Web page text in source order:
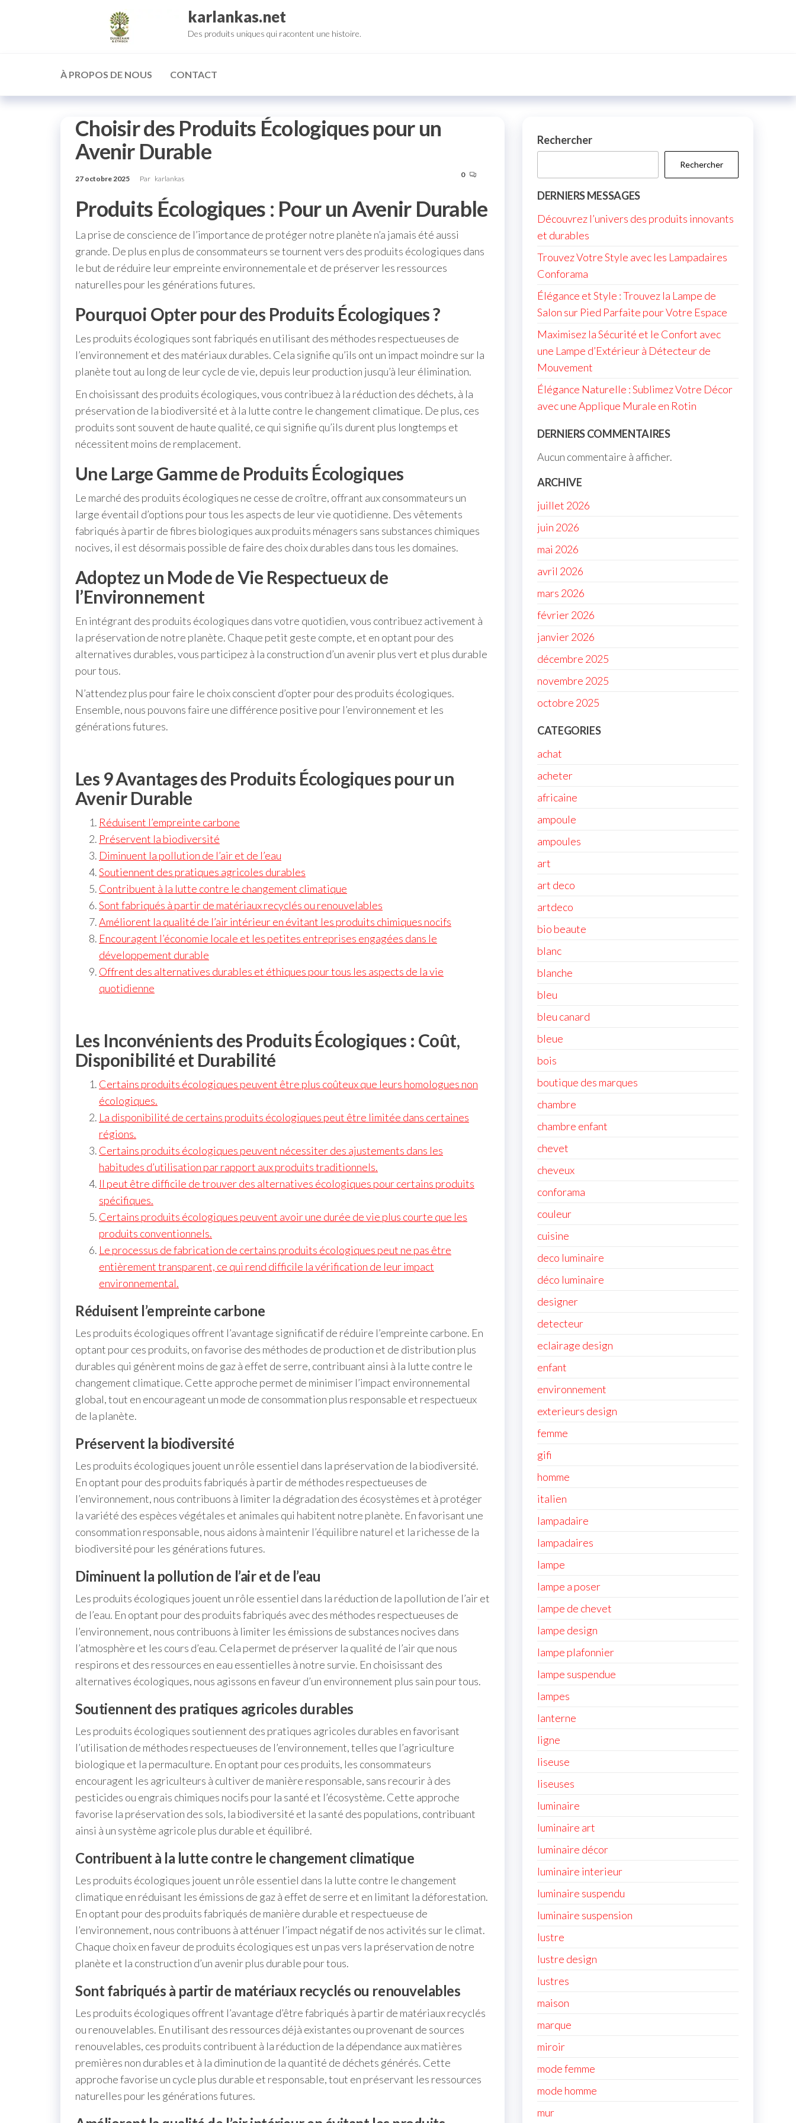
karlankas.net
Des produits uniques qui racontent une histoire.
À PROPOS DE NOUS CONTACT
Choisir des Produits Écologiques pour un
Avenir Durable
27 octobre 2025 Par karlankas 0
Produits Écologiques : Pour un Avenir Durable
La prise de conscience de l’importance de protéger notre planète n’a jamais été aussi
grande. De plus en plus de consommateurs se tournent vers des produits écologiques dans
le but de réduire leur empreinte environnementale et de préserver les ressources
naturelles pour les générations futures.
Pourquoi Opter pour des Produits Écologiques ?
Les produits écologiques sont fabriqués en utilisant des méthodes respectueuses de
l’environnement et des matériaux durables. Cela signifie qu’ils ont un impact moindre sur la
planète tout au long de leur cycle de vie, depuis leur production jusqu’à leur élimination.
En choisissant des produits écologiques, vous contribuez à la réduction des déchets, à la
préservation de la biodiversité et à la lutte contre le changement climatique. De plus, ces
produits sont souvent de haute qualité, ce qui signifie qu’ils durent plus longtemps et
nécessitent moins de remplacement.
Une Large Gamme de Produits Écologiques
Le marché des produits écologiques ne cesse de croître, offrant aux consommateurs un
large éventail d’options pour tous les aspects de leur vie quotidienne. Des vêtements
fabriqués à partir de fibres biologiques aux produits ménagers sans substances chimiques
nocives, il est désormais possible de faire des choix durables dans tous les domaines.
Adoptez un Mode de Vie Respectueux de
l’Environnement
En intégrant des produits écologiques dans votre quotidien, vous contribuez activement à
la préservation de notre planète. Chaque petit geste compte, et en optant pour des
alternatives durables, vous participez à la construction d’un avenir plus vert et plus durable
pour tous.
N’attendez plus pour faire le choix conscient d’opter pour des produits écologiques.
Ensemble, nous pouvons faire une différence positive pour l’environnement et les
générations futures.
Les 9 Avantages des Produits Écologiques pour un
Avenir Durable
Réduisent l’empreinte carbone
Préservent la biodiversité
Diminuent la pollution de l’air et de l’eau
Soutiennent des pratiques agricoles durables
Contribuent à la lutte contre le changement climatique
Sont fabriqués à partir de matériaux recyclés ou renouvelables
Améliorent la qualité de l’air intérieur en évitant les produits chimiques nocifs
Encouragent l’économie locale et les petites entreprises engagées dans le
développement durable
Offrent des alternatives durables et éthiques pour tous les aspects de la vie
quotidienne
Les Inconvénients des Produits Écologiques : Coût,
Disponibilité et Durabilité
Certains produits écologiques peuvent être plus coûteux que leurs homologues non
écologiques.
La disponibilité de certains produits écologiques peut être limitée dans certaines
régions.
Certains produits écologiques peuvent nécessiter des ajustements dans les
habitudes d’utilisation par rapport aux produits traditionnels.
Il peut être difficile de trouver des alternatives écologiques pour certains produits
spécifiques.
Certains produits écologiques peuvent avoir une durée de vie plus courte que les
produits conventionnels.
Le processus de fabrication de certains produits écologiques peut ne pas être
entièrement transparent, ce qui rend difficile la vérification de leur impact
environnemental.
Réduisent l’empreinte carbone
Les produits écologiques offrent l’avantage significatif de réduire l’empreinte carbone. En
optant pour ces produits, on favorise des méthodes de production et de distribution plus
durables qui génèrent moins de gaz à effet de serre, contribuant ainsi à la lutte contre le
changement climatique. Cette approche permet de minimiser l’impact environnemental
global, tout en encourageant un mode de consommation plus responsable et respectueux
de la planète.
Préservent la biodiversité
Les produits écologiques jouent un rôle essentiel dans la préservation de la biodiversité.
En optant pour des produits fabriqués à partir de méthodes respectueuses de
l’environnement, nous contribuons à limiter la dégradation des écosystèmes et à protéger
la variété des espèces végétales et animales qui habitent notre planète. En favorisant une
consommation responsable, nous aidons à maintenir l’équilibre naturel et la richesse de la
biodiversité pour les générations futures.
Diminuent la pollution de l’air et de l’eau
Les produits écologiques jouent un rôle essentiel dans la réduction de la pollution de l’air et
de l’eau. En optant pour des produits fabriqués avec des méthodes respectueuses de
l’environnement, nous contribuons à limiter les émissions de substances nocives dans
l’atmosphère et les cours d’eau. Cela permet de préserver la qualité de l’air que nous
respirons et des ressources en eau essentielles à notre survie. En choisissant des
alternatives écologiques, nous agissons en faveur d’un environnement plus sain pour tous.
Soutiennent des pratiques agricoles durables
Les produits écologiques soutiennent des pratiques agricoles durables en favorisant
l’utilisation de méthodes respectueuses de l’environnement, telles que l’agriculture
biologique et la permaculture. En optant pour ces produits, les consommateurs
encouragent les agriculteurs à cultiver de manière responsable, sans recourir à des
pesticides ou engrais chimiques nocifs pour la santé et l’écosystème. Cette approche
favorise la préservation des sols, la biodiversité et la santé des populations, contribuant
ainsi à un système agricole plus durable et équilibré.
Contribuent à la lutte contre le changement climatique
Les produits écologiques jouent un rôle essentiel dans la lutte contre le changement
climatique en réduisant les émissions de gaz à effet de serre et en limitant la déforestation.
En optant pour des produits fabriqués de manière durable et respectueuse de
l’environnement, nous contribuons à atténuer l’impact négatif de nos activités sur le climat.
Chaque choix en faveur de produits écologiques est un pas vers la préservation de notre
planète et la construction d’un avenir plus durable pour tous.
Sont fabriqués à partir de matériaux recyclés ou renouvelables
Les produits écologiques offrent l’avantage d’être fabriqués à partir de matériaux recyclés
ou renouvelables. En utilisant des ressources déjà existantes ou provenant de sources
renouvelables, ces produits contribuent à la réduction de la dépendance aux matières
premières non durables et à la diminution de la quantité de déchets générés. Cette
approche favorise un cycle plus durable et responsable, tout en préservant les ressources
naturelles pour les générations futures.
Rechercher
Rechercher
DERNIERS MESSAGES
Découvrez l’univers des produits innovants
et durables
Trouvez Votre Style avec les Lampadaires
Conforama
Élégance et Style : Trouvez la Lampe de
Salon sur Pied Parfaite pour Votre Espace
Maximisez la Sécurité et le Confort avec
une Lampe d’Extérieur à Détecteur de
Mouvement
Élégance Naturelle : Sublimez Votre Décor
avec une Applique Murale en Rotin
DERNIERS COMMENTAIRES
Aucun commentaire à afficher.
ARCHIVE
juillet 2026
juin 2026
mai 2026
avril 2026
mars 2026
février 2026
janvier 2026
décembre 2025
novembre 2025
octobre 2025
CATEGORIES
achat
acheter
africaine
ampoule
ampoules
art
art deco
artdeco
bio beaute
blanc
blanche
bleu
bleu canard
bleue
bois
boutique des marques
chambre
chambre enfant
chevet
cheveux
conforama
couleur
cuisine
deco luminaire
déco luminaire
designer
detecteur
eclairage design
enfant
environnement
exterieurs design
femme
gifi
homme
italien
lampadaire
lampadaires
lampe
lampe a poser
lampe de chevet
lampe design
lampe plafonnier
lampe suspendue
lampes
lanterne
ligne
liseuse
liseuses
luminaire
luminaire art
luminaire décor
luminaire interieur
luminaire suspendu
luminaire suspension
lustre
lustre design
lustres
maison
marque
miroir
mode femme
mode homme
mur